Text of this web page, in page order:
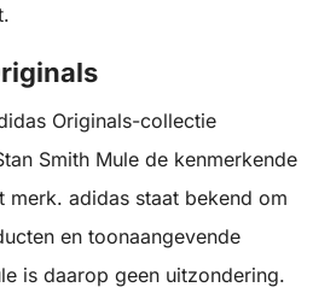
Originals-collectie
Smith Mule de kenmerkende
merk. adidas staat bekend om
en toonaangevende
is daarop geen uitzondering.